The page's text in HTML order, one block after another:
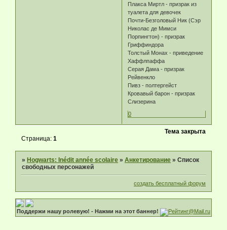
Плакса Миртл - призрак из
туалета для девочек
Почти-Безголовый Ник (Сэр
Николас де Мимси
Порпингтон) - призрак
Гриффиндора
Толстый Монах - приведение
Хаффлпаффа
Серая Дама - призрак
Рейвенкло
Пивз - полтергейст
Кровавый барон - призрак
Слизерина
0
Тема закрыта
Страница:1
» Hogwarts: Inédit année scolaire »Анкетирование »Список
свободных персонажей
создать бесплатный форум
Поддержи нашу ролевую! - Нажми на этот баннер!